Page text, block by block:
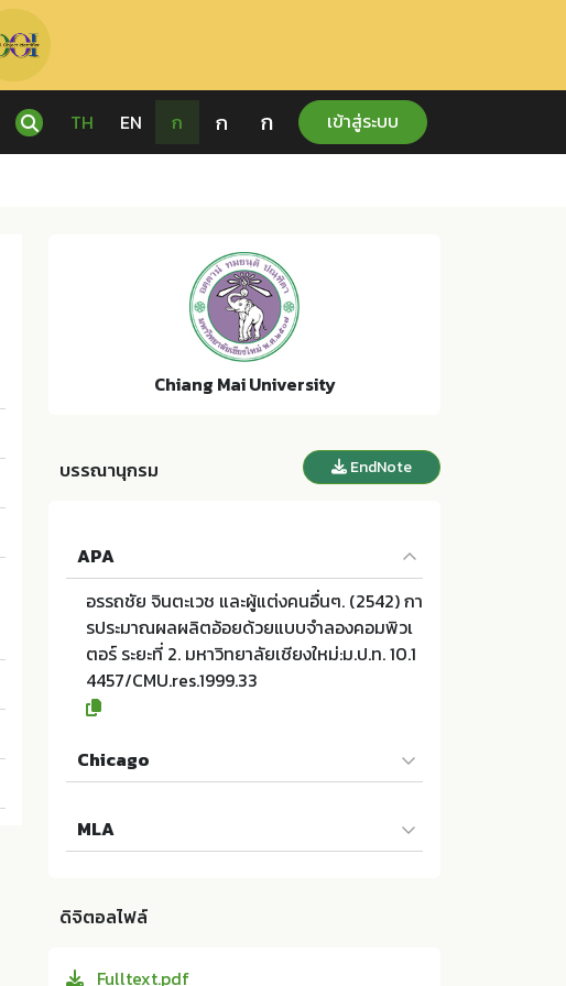
TH EN ก ก ก เข้าสู่ระบบ
Chiang Mai University
บรรณานุกรม EndNote
APA
อรรถชัย จินตะเวช และผู้แต่งคนอื่นๆ. (2542) กา
รประมาณผลผลิตอ้อยด้วยแบบจำลองคอมพิวเ
ตอร์ ระยะที่ 2. มหาวิทยาลัยเชียงใหม่:ม.ป.ท. 10.1
4457/CMU.res.1999.33
Chicago
ประมาณผลผลิตอ้อยด้วยแบบจำลองคอมพิวเต
อร์ ระยะที่ 2. ม.ป.ท.:มหาวิทยาลัยเชียงใหม่; 10.14
MLA
ะที่ 2. ม.ป.ท.:มหาวิทยาลัยเชียงใหม่, 2542. Print.
ดิจิตอลไฟล์
Fulltext.pdf